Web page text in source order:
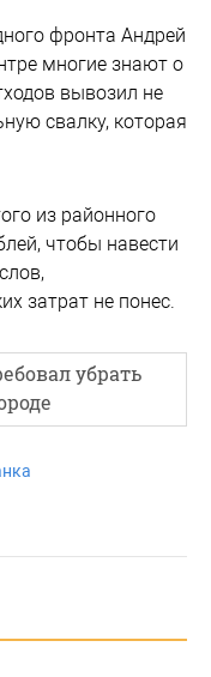
фронта Андрей
многие знают о
вывозил не
свалку, которая
из районного
чтобы навести
затрат не понес.
убрать